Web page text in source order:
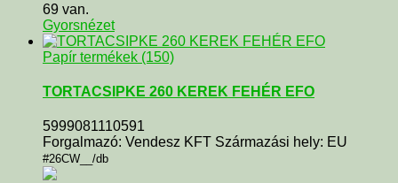
69 van.
Gyorsnézet
Papír termékek (150)
TORTACSIPKE 260 KEREK FEHÉR EFO
5999081110591
Forgalmazó: Vendesz KFT Származási hely: EU
#26CW__/db